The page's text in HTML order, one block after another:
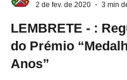
2 de fev. de 2020
3 min
LEMBRETE - :
do Prémio